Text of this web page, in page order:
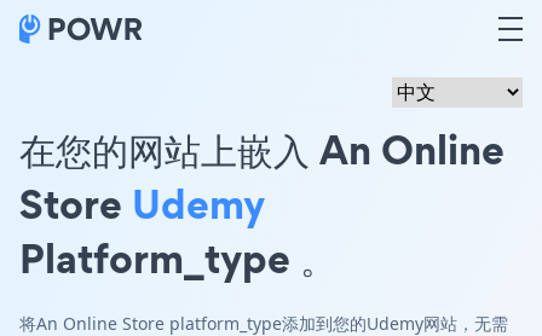
在您的网站上嵌入 An Online
Store Udemy
Platform_type 。
将An Online Store platform_type添加到您的Udemy网站，无需